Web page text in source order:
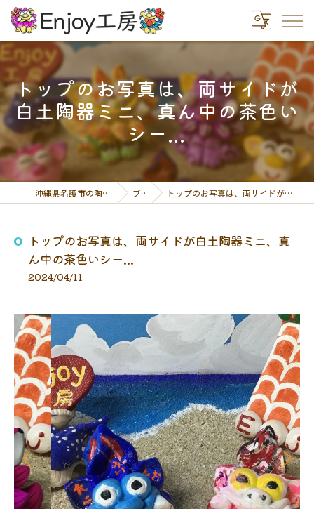
トップのお写真は、両サイドが
白土陶器ミニ、真ん中の茶色い
シー...
沖縄県名護市の陶芸体験ならEnjoy工房 ブログ トップのお写真は、両サイドが白土陶器ミニ、真ん中の茶色いシー...
トップのお写真は、両サイドが白土陶器ミニ、真
ん中の茶色いシー...
2024/04/11